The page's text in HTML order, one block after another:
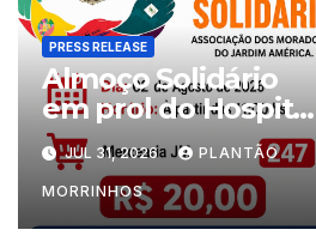
PRESS RELEASE
Almoço Solidário
em prol do Hospital
de Câncer Araújo
Jorge é realizado no
Jardim América
JUL 31, 2026 PLANTÃO
MORRINHOS